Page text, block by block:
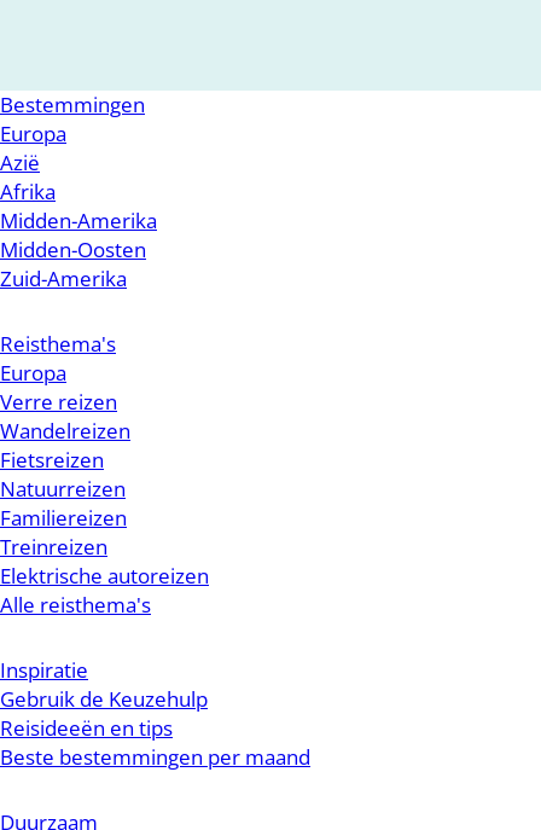
Bestemmingen
Europa
Azië
Afrika
Midden-Amerika
Midden-Oosten
Zuid-Amerika
Reisthema's
Europa
Verre reizen
Wandelreizen
Fietsreizen
Natuurreizen
Familiereizen
Treinreizen
Elektrische autoreizen
Alle reisthema's
Inspiratie
Gebruik de Keuzehulp
Reisideeën en tips
Beste bestemmingen per maand
Duurzaam